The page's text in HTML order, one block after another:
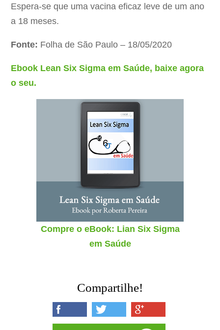
Espera-se que uma vacina eficaz leve de um ano
a 18 meses.
Fonte: Folha de São Paulo – 18/05/2020
Ebook Lean Six Sigma em Saúde, baixe agora
o seu.
Compre o eBook: Lian Six Sigma
em Saúde
Compartilhe!